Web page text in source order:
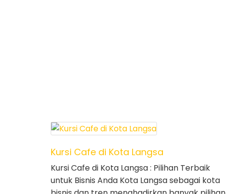
Kursi Cafe di Kota Langsa
Kursi Cafe di Kota Langsa : Pilihan Terbaik
untuk Bisnis Anda Kota Langsa sebagai kota